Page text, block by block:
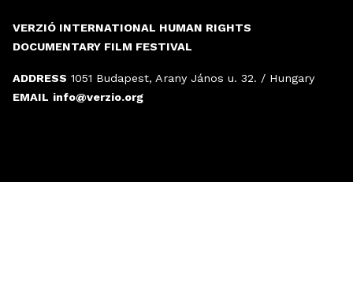
VERZIÓ INTERNATIONAL HUMAN RIGHTS
DOCUMENTARY FILM FESTIVAL
ADDRESS 1051 Budapest, Arany János u. 32. / Hungary
EMAIL info@verzio.org